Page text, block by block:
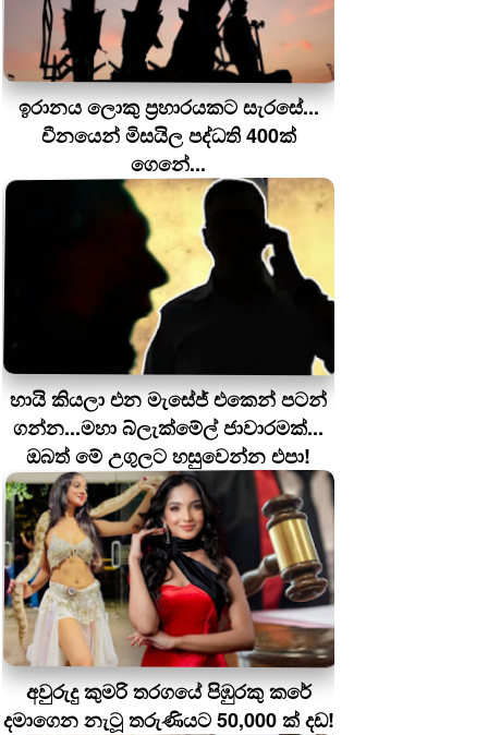
ඉරානය ලොකු ප‍්‍රහාරයකට සැරසේ...
චීනයෙන් මිසයිල පද්ධති 400ක්
ගෙනේ...
හායි කියලා එන මැසේජ් එකෙන් පටන්
ගන්න...මහා බ්ලැක්මේල් ජාවාරමක්...
ඔබත් මේ උගුලට හසුවෙන්න එපා!
අවුරුදු කුමරි තරගයේ පිඹුරකු කරේ
දමාගෙන නැටූ තරුණියට 50,000 ක් දඩ!